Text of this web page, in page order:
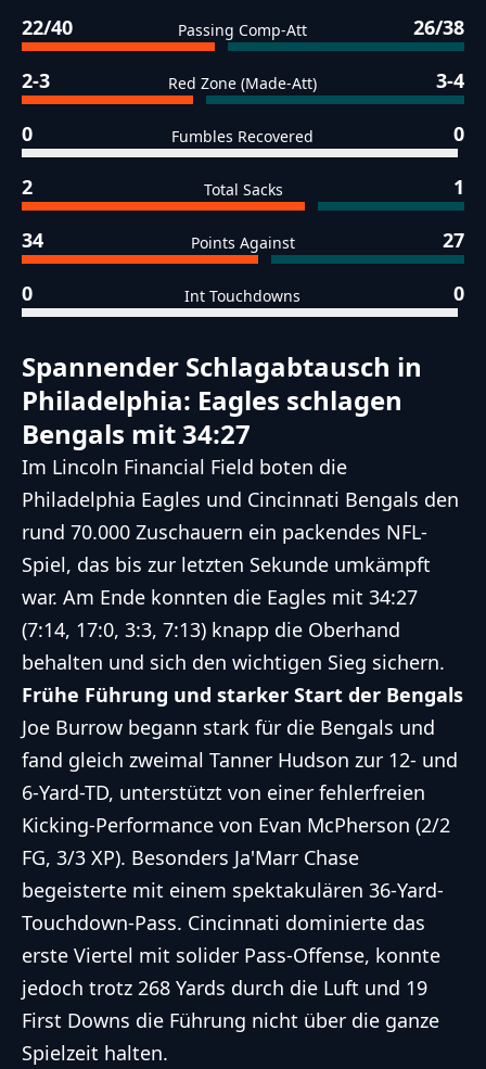
22/40 Passing Comp-Att 26/38
2-3 Red Zone (Made-Att) 3-4
0 Fumbles Recovered 0
2 Total Sacks 1
34 Points Against 27
0 Int Touchdowns 0
Spannender Schlagabtausch in
Philadelphia: Eagles schlagen
Bengals mit 34:27
Im Lincoln Financial Field boten die
Philadelphia Eagles und Cincinnati Bengals den
rund 70.000 Zuschauern ein packendes NFL-
Spiel, das bis zur letzten Sekunde umkämpft
war. Am Ende konnten die Eagles mit 34:27
(7:14, 17:0, 3:3, 7:13) knapp die Oberhand
behalten und sich den wichtigen Sieg sichern.
Frühe Führung und starker Start der Bengals
Joe Burrow begann stark für die Bengals und
fand gleich zweimal Tanner Hudson zur 12- und
6-Yard-TD, unterstützt von einer fehlerfreien
Kicking-Performance von Evan McPherson (2/2
FG, 3/3 XP). Besonders Ja'Marr Chase
begeisterte mit einem spektakulären 36-Yard-
Touchdown-Pass. Cincinnati dominierte das
erste Viertel mit solider Pass-Offense, konnte
jedoch trotz 268 Yards durch die Luft und 19
First Downs die Führung nicht über die ganze
Spielzeit halten.